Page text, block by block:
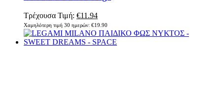
Τρέχουσα Τιμή: €11.94
Χαμηλότερη τιμή 30 ημερών: €19.90